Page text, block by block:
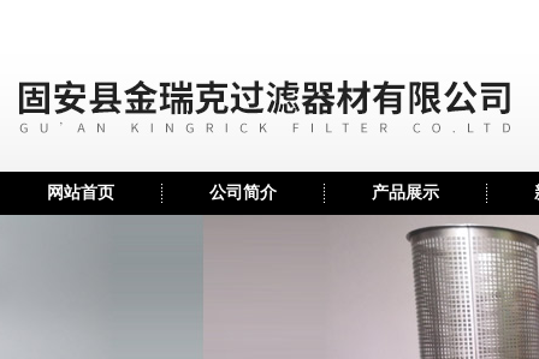
网站首页 公司简介 产品展示